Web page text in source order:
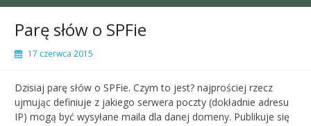
Parę słów o SPFie
17 czerwca 2015
Dzisiaj parę słów o SPFie. Czym to jest? najprościej rzecz
ujmując definiuje z jakiego serwera poczty (dokładnie adresu
IP) mogą być wysyłane maila dla danej domeny. Publikuje się